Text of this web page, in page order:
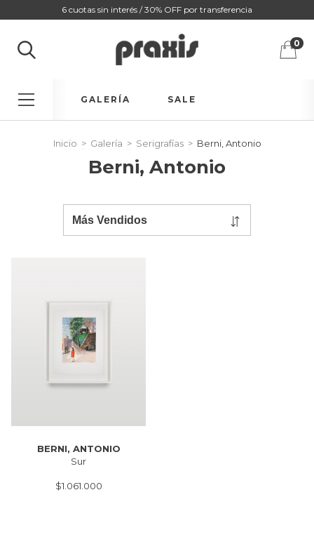
6 cuotas sin interés / 30% OFF por transferencia
0
GALERÍA SALE
Inicio > Galería > Serigrafías > Berni, Antonio
Berni, Antonio
BERNI, ANTONIO
Sur
$1.061.000